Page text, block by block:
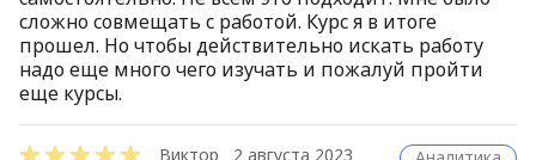
сложно совмещать с работой. Курс я в итоге
прошел. Но чтобы действительно искать работу
надо еще много чего изучать и пожалуй пройти
еще курсы.
Виктор 2 августа 2023